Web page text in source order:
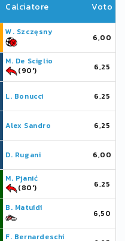
Calciatore Voto
W. Szczęsny
6,00
M. De Sciglio
(90')
6,25
L. Bonucci 6,25
Alex Sandro 6,25
D. Rugani 6,00
M. Pjanić
(80')
6,25
B. Matuidi
6,50
F. Bernardeschi